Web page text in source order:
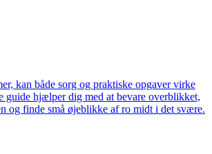
kan både sorg og praktiske opgaver virke
guide hjælper dig med at bevare overblikket,
og finde små øjeblikke af ro midt i det svære.